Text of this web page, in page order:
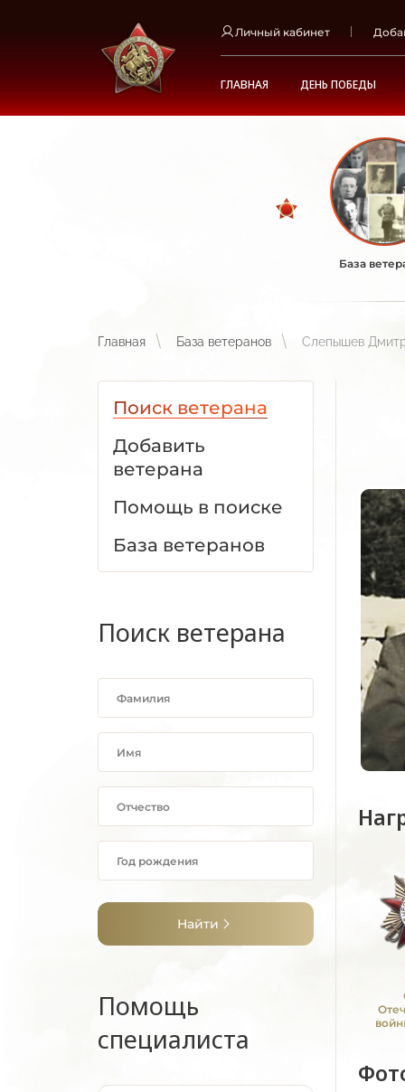
Личный кабинет
ГЛАВНАЯ ДЕНЬ ПОБЕДЫ
База
Главная База ветеранов Слепышев
Поиск ветерана
Добавить
ветерана
Помощь в поиске
База ветеранов
Поиск ветерана
Найти
Помощь
специалиста